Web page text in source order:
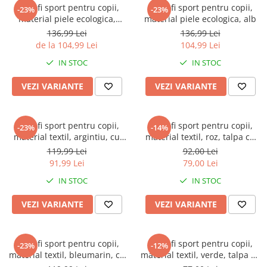
Captain america
Bakugan
Liga Dreptatii
Buzz Lightyear
My Little Pony
Planes
EplusM
Tom & Jerry
Transformers
Top Wings
Incaltaminte baieti
Ghete si cizme baieti
Pantofi baieti
Papuci si slapi baieti
Sandale baieti
Marvel
Monsters Inc.
La casa de papel
Nasa
Kids Euroswan
Rainbow High
Garfield
Nightmare before Christmas
EplusM
Perletti
Arditex
-23%
Pantofi sport pentru copii,
material piele ecologica,
argintiu
136,99 Lei
de la 104,99 Lei
IN STOC
VEZI VARIANTE
-23%
Pantofi sport pentru copii,
material piele ecologica, alb
136,99 Lei
104,99 Lei
IN STOC
VEZI VARIANTE
-23%
Pantofi sport pentru copii,
material textil, argintiu, cu
leduri
119,99 Lei
91,99 Lei
IN STOC
VEZI VARIANTE
-14%
Pantofi sport pentru copii,
material textil, roz, talpa cu
leduri
92,00 Lei
79,00 Lei
IN STOC
VEZI VARIANTE
-23%
Pantofi sport pentru copii,
material textil, bleumarin, cu
-12%
Pantofi sport pentru copii,
material textil, verde, talpa cu